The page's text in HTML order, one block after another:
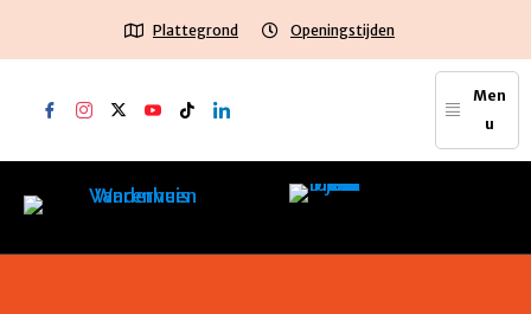
Plattegrond Openingstijden
Men
u